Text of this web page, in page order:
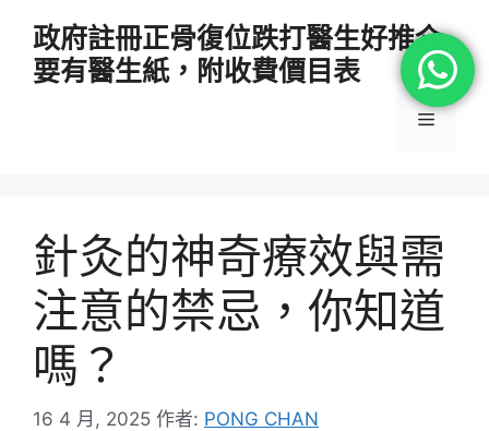
政府註冊正骨復位跌打醫生好推介
要有醫生紙，附收費價目表
選
針灸的神奇療效與需
注意的禁忌，你知道
嗎？
16 4 月, 2025 作者: PONG CHAN